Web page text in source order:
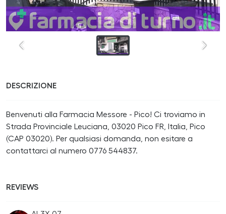
DESCRIZIONE
Benvenuti alla Farmacia Messore - Pico! Ci troviamo in
Strada Provinciale Leuciana, 03020 Pico FR, Italia, Pico
(CAP 03020). Per qualsiasi domanda, non esitare a
contattarci al numero 0776 544837.
REVIEWS